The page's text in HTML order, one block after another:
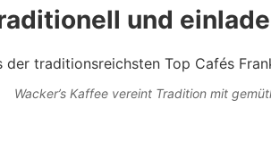
und
Wacker’s Kaffee vereint Tradition mit